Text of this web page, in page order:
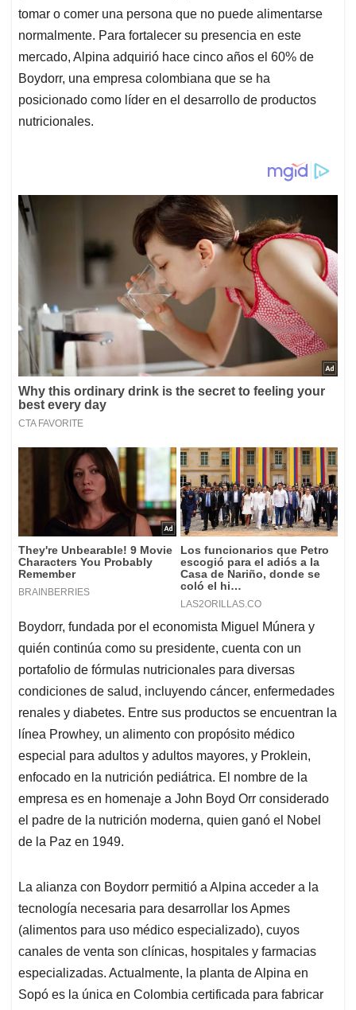
tomar o comer una persona que no puede alimentarse
normalmente. Para fortalecer su presencia en este
mercado, Alpina adquirió hace cinco años el 60% de
Boydorr, una empresa colombiana que se ha
posicionado como líder en el desarrollo de productos
nutricionales.
Boydorr, fundada por el economista Miguel Múnera y
quién continúa como su presidente, cuenta con un
portafolio de fórmulas nutricionales para diversas
condiciones de salud, incluyendo cáncer, enfermedades
renales y diabetes. Entre sus productos se encuentran la
línea Prowhey, un alimento con propósito médico
especial para adultos y adultos mayores, y Proklein,
enfocado en la nutrición pediátrica. El nombre de la
empresa es en homenaje a John Boyd Orr considerado
el padre de la nutrición moderna, quien ganó el Nobel
de la Paz en 1949.
La alianza con Boydorr permitió a Alpina acceder a la
tecnología necesaria para desarrollar los Apmes
(alimentos para uso médico especializado), cuyos
canales de venta son clínicas, hospitales y farmacias
especializadas. Actualmente, la planta de Alpina en
Sopó es la única en Colombia certificada para fabricar